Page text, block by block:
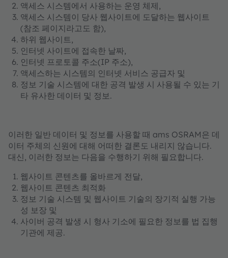
액세스 시스템에서 사용하는 운영 체제,
액세스 시스템이 당사 웹사이트에 도달하는 웹사이트
(참조 페이지라고도 함),
하위 웹사이트,
인터넷 사이트에 접속한 날짜,
인터넷 프로토콜 주소(IP 주소),
액세스하는 시스템의 인터넷 서비스 공급자 및
정보 기술 시스템에 대한 공격 발생 시 사용될 수 있는 기
타 유사한 데이터 및 정보.
이러한 일반 데이터 및 정보를 사용할 때 ams OSRAM은 데
이터 주체의 신원에 대해 어떠한 결론도 내리지 않습니다.
대신, 이러한 정보는 다음을 수행하기 위해 필요합니다.
웹사이트 콘텐츠를 올바르게 전달,
웹사이트 콘텐츠 최적화
정보 기술 시스템 및 웹사이트 기술의 장기적 실행 가능
성 보장 및
사이버 공격 발생 시 형사 기소에 필요한 정보를 법 집행
기관에 제공.